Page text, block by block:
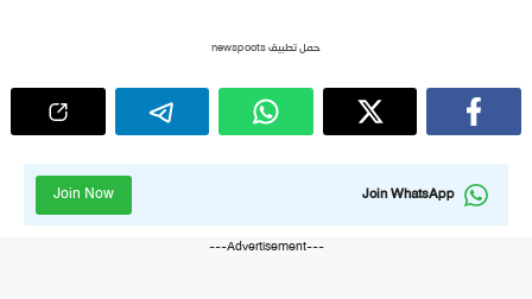
حمل تطبيق newspoots
Join WhatsApp
Join Now
---Advertisement---